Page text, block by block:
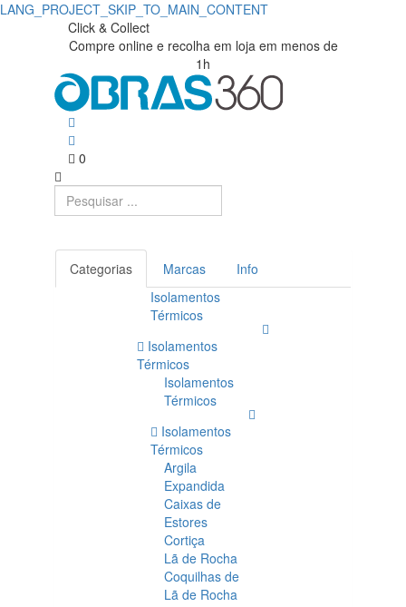
LANG_PROJECT_SKIP_TO_MAIN_CONTENT
Válvulas
Obras360
Obras360
Materiais
Construção
Click & Collect
Compre online e recolha em loja em menos de
1h
0
Categorias Marcas
Info
Isolamentos
Térmicos
Isolamentos
Térmicos
Isolamentos
Térmicos
Isolamentos
Térmicos
Argila
Expandida
Caixas de
Estores
Cortiça
Lã de Rocha
Coquilhas de
Lã de Rocha